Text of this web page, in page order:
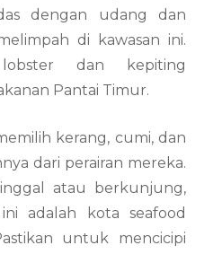
dengan udang dan
di kawasan ini.
dan kepiting
Pantai Timur.
kerang, cumi, dan
dari perairan mereka.
atau berkunjung,
adalah kota seafood
untuk mencicipi